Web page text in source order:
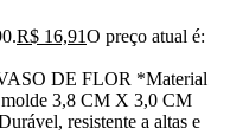
R$ 16,91O preço atual é:
DE FLOR *Material
3,8 CM X 3,0 CM
resistente a altas e